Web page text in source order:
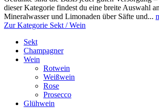
dieser Kategorie findest du eine breite Auswahl
Mineralwasser und Limonaden über Säfte und...
Zur Kategorie Sekt / Wein
Sekt
Champagner
Wein
Rotwein
Weißwein
Rose
Prosecco
Glühwein